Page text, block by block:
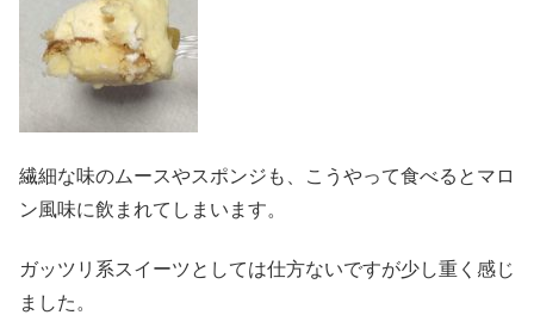
繊細な味のムースやスポンジも、こうやって食べるとマロ
ン風味に飲まれてしまいます。
ガッツリ系スイーツとしては仕方ないですが少し重く感じ
ました。